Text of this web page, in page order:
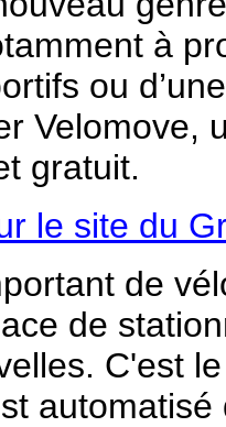
à
ou
Velomove,
gratuit.
le site du
de
de
C'est